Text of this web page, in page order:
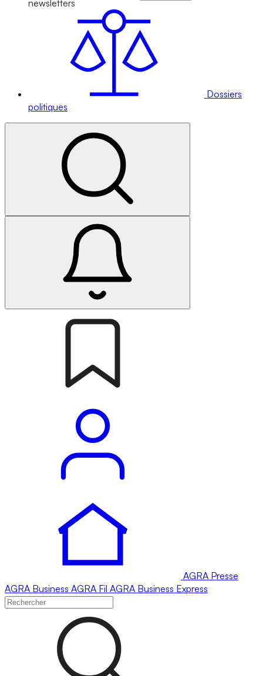
newsletters
Dossiers
politiques
AGRA Presse
AGRA Business AGRA Fil AGRA Business Express